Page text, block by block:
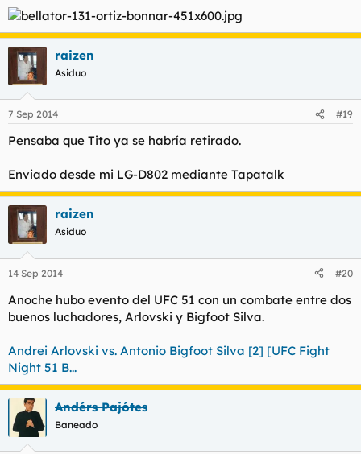
raizen
Asiduo
7 Sep 2014 #19
Pensaba que Tito ya se habría retirado.
Enviado desde mi LG-D802 mediante Tapatalk
raizen
Asiduo
14 Sep 2014 #20
Anoche hubo evento del UFC 51 con un combate entre dos
buenos luchadores, Arlovski y Bigfoot Silva.
Andrei Arlovski vs. Antonio Bigfoot Silva [2] [UFC Fight
Night 51 B...
Andérs Pajótes
Baneado